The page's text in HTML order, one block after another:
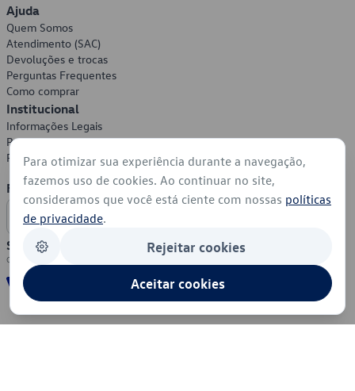
Ajuda
Quem Somos
Atendimento (SAC)
Devoluções e trocas
Perguntas Frequentes
Como comprar
Institucional
Informações Legais
Política de Privacidade
Política de Cookies
Formas de Pagamento
Segurança
Para otimizar sua experiência durante a navegação,
fazemos uso de cookies. Ao continuar no site,
consideramos que você está ciente com nossas políticas
de privacidade.
Rejeitar cookies
Aceitar cookies